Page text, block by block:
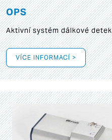
OPS
Aktivní systém dálkové
VÍCE INFORMACÍ >